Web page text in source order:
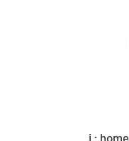
i : home